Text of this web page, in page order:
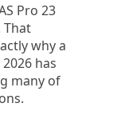
Pro 23
That
why a
has
many of